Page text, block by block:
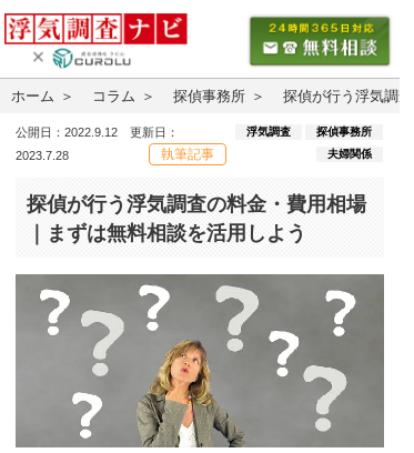
ホーム コラム 探偵事務所 探偵が行う浮気調
公開日：2022.9.12 更新日：
2023.7.28
執筆記事
浮気調査
探偵事務所
夫婦関係
探偵が行う浮気調査の料金・費用相場
｜まずは無料相談を活用しよう